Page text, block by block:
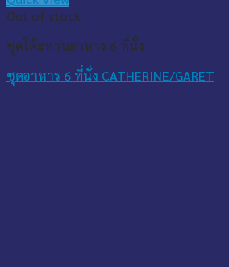
Out of stock
ชุดโต๊ะทานอาหาร 6 ที่นั่ง
ชุดอาหาร 6 ที่นั่ง CATHERINE/GARET